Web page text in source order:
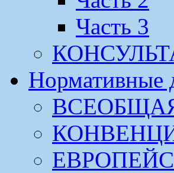
Часть 3
Нормативные